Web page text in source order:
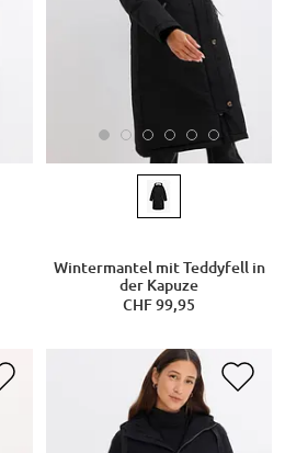
Wintermantel mit Teddyfell in
der Kapuze
CHF 99,95